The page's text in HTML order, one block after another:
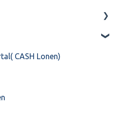
Lonen en overstap naar
Journaalpost
CASH Lonen)